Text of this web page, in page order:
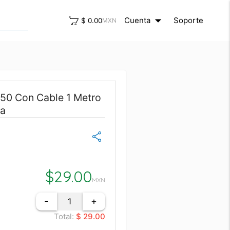
$ 0.00MXN Cuenta arrow_drop_down Soporte
Con Cable 1 Metro
$29.00MXN
- +
Total:$ 29.00